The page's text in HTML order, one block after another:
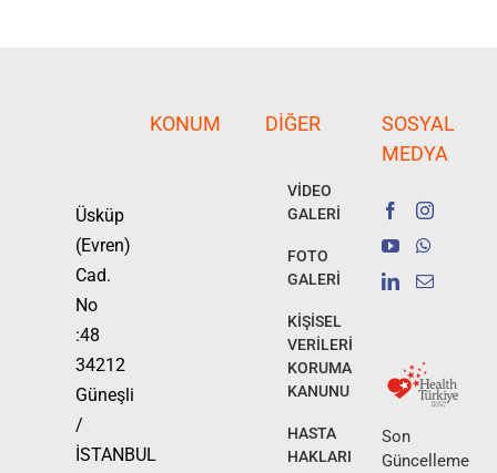
Üsküp
(Evren)
Cad.
No
:48
34212
Güneşli
/
İSTANBUL
KONUM DIĞER
VİDEO
GALERİ
FOTO
GALERİ
KİŞİSEL
VERİLERİ
KORUMA
KANUNU
HASTA
HAKLARI
SOSYAL
MEDYA
Son
Güncelleme